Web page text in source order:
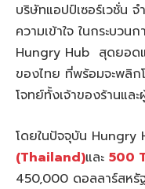
บริษัทแอปป์เซอร์เวชั่น
ความเข้าใจ ในกระบวน
Hungry Hub สุดยอด
ของไทย ที่พร้อมจะพลิก
โจทย์ทั้งเจ้าของร้านและ
โดยในปัจจุบัน Hungry
(Thailand)และ 500
450,000 ดอลลาร์สหรั